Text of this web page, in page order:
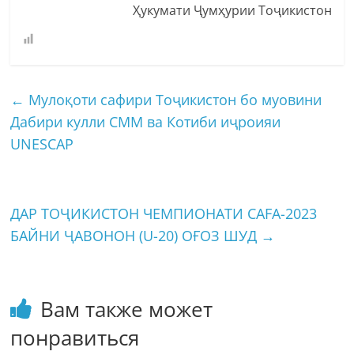
Ҳукумати Ҷумҳурии Тоҷикистон
← Мулоқоти сафири Тоҷикистон бо муовини
Дабири кулли СММ ва Котиби иҷроияи
UNESCAP
ДАР ТОҶИКИСТОН ЧЕМПИОНАТИ CAFA-2023
БАЙНИ ҶАВОНОН (U-20) ОҒОЗ ШУД →
Вам также может
понравиться